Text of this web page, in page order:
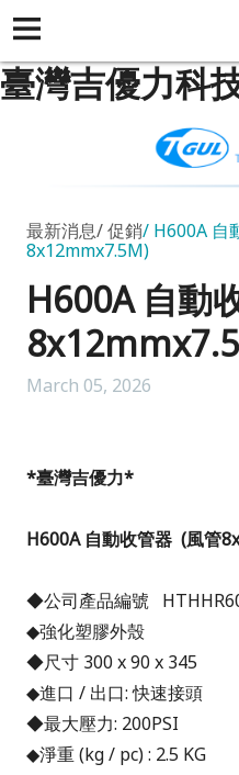
臺灣吉優力科
最新消息 促銷 H600A 自
8x12mmx7.5M)
H600A 自動
March 05, 2026
*臺灣吉優力*
H600A 自動收管器 (風管
◆公司產品編號
◆強化塑膠外殼
◆尺寸 300 x 90 x 345
◆進口 / 出口: 快速接頭
◆最大壓力: 200PSI
◆淨重 (kg / pc) : 2.5 KG